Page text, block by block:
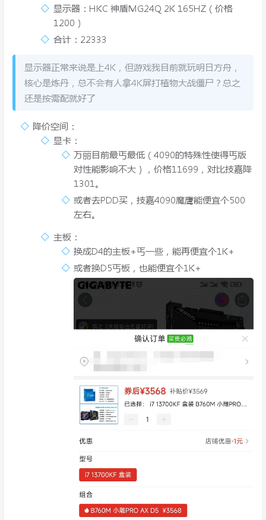
显示器：HKC 神盾MG24Q 2K 165HZ（价格
1200）
合计：22333
显示器正常来说是上4K，但游戏我目前就玩明日方舟，
核心是炼丹，总不会有人拿4K屏打植物大战僵尸？总之
还是按需配就好了
降价空间：
显卡：
万丽目前最丐最低（4090的特殊性使得丐版
对性能影响不大），价格11699，对比技嘉降
1301。
或者去PDD买，技嘉4090魔鹰能便宜个500
左右。
主板：
换成D4的主板+丐一些，能再便宜个1K+
或者换D5丐板，也能便宜个1K+